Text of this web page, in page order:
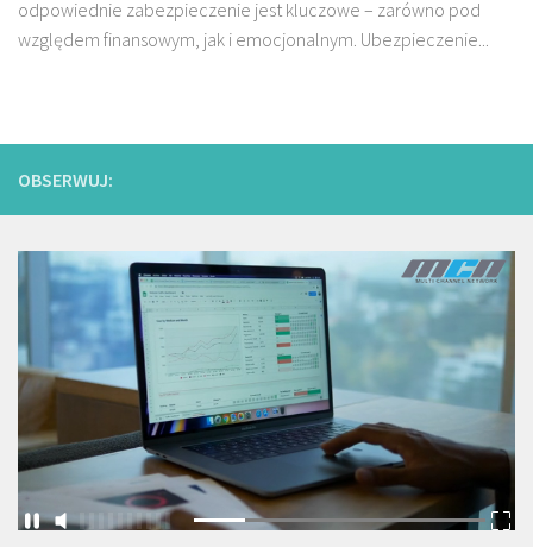
odpowiednie zabezpieczenie jest kluczowe – zarówno pod
względem finansowym, jak i emocjonalnym. Ubezpieczenie...
OBSERWUJ: